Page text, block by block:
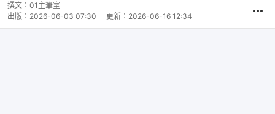
撰文： 01主筆室
出版： 2026-06-03 07:30 更新： 2026-06-16 12:34